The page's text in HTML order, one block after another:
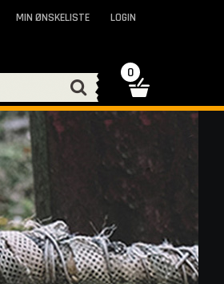
MIN ØNSKELISTE LOGIN
0